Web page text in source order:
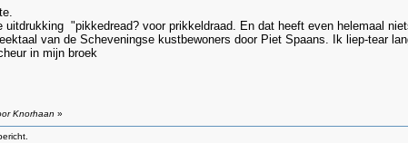
uitdrukking "pikkedread? voor prikkeldraad. En dat heeft even helemaal
van de Scheveningse kustbewoners door Piet Spaans. Ik liep-tear
in mijn broek
Knorhaan »